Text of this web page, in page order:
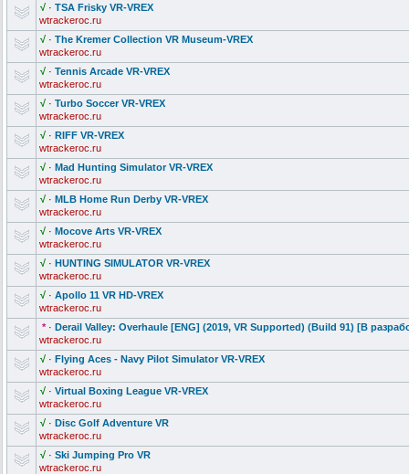
√ · TSA Frisky VR-VREX
wtrackeroc.ru
√ · The Kremer Collection VR Museum-VREX
wtrackeroc.ru
√ · Tennis Arcade VR-VREX
wtrackeroc.ru
√ · Turbo Soccer VR-VREX
wtrackeroc.ru
√ · RIFF VR-VREX
wtrackeroc.ru
√ · Mad Hunting Simulator VR-VREX
wtrackeroc.ru
√ · MLB Home Run Derby VR-VREX
wtrackeroc.ru
√ · Mocove Arts VR-VREX
wtrackeroc.ru
√ · HUNTING SIMULATOR VR-VREX
wtrackeroc.ru
√ · Apollo 11 VR HD-VREX
wtrackeroc.ru
* · Derail Valley: Overhaule [ENG] (2019, VR Supported) (Build 91) [В
wtrackeroc.ru
√ · Flying Aces - Navy Pilot Simulator VR-VREX
wtrackeroc.ru
√ · Virtual Boxing League VR-VREX
wtrackeroc.ru
√ · Disc Golf Adventure VR
wtrackeroc.ru
√ · Ski Jumping Pro VR
wtrackeroc.ru